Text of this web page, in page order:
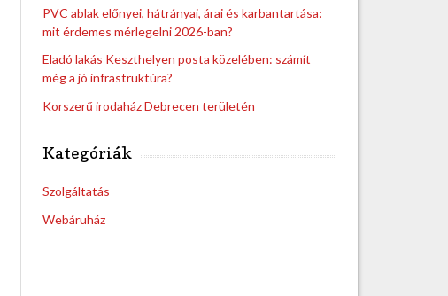
PVC ablak előnyei, hátrányai, árai és karbantartása:
mit érdemes mérlegelni 2026-ban?
Eladó lakás Keszthelyen posta közelében: számít
még a jó infrastruktúra?
Korszerű irodaház Debrecen területén
Kategóriák
Szolgáltatás
Webáruház